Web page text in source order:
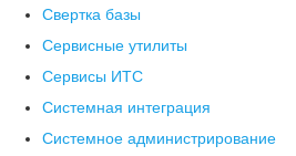
Свертка базы
Сервисные утилиты
Сервисы ИТС
Системная интеграция
Системное администрирование